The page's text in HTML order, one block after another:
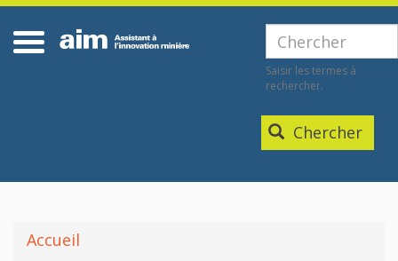
Aller
au
contenu
Chercher
Saisir les termes à
rechercher.
Chercher
Accueil